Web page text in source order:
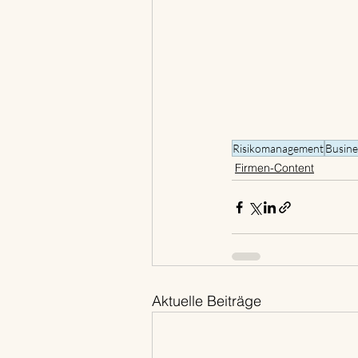
Risikomanagement
Firmen-Content
Aktuelle Beiträge